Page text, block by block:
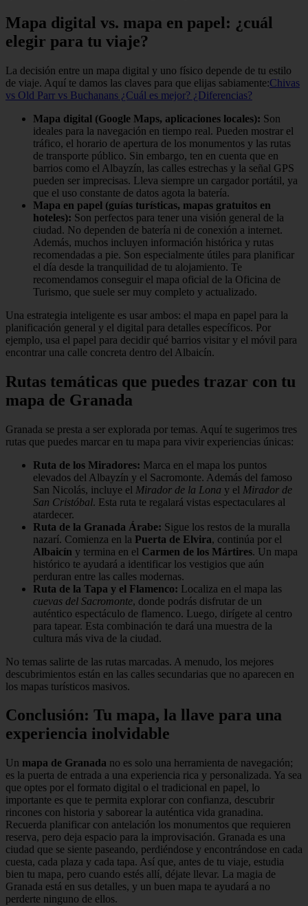
Mapa digital vs. mapa en papel: ¿cuál
elegir para tu viaje?
La decisión entre un mapa digital y uno físico depende de tu estilo
de viaje. Aquí te damos las claves para que elijas sabiamente:Chivas
vs Old Parr vs Buchanans ¿Cuál es mejor? ¿Diferencias?
Mapa digital (Google Maps, aplicaciones locales): Son
ideales para la navegación en tiempo real. Pueden mostrar el
tráfico, el horario de apertura de los monumentos y las rutas
de transporte público. Sin embargo, ten en cuenta que en
barrios como el Albayzín, las calles estrechas y la señal GPS
pueden ser imprecisas. Lleva siempre un cargador portátil, ya
que el uso constante de datos agota la batería.
Mapa en papel (guías turísticas, mapas gratuitos en
hoteles): Son perfectos para tener una visión general de la
ciudad. No dependen de batería ni de conexión a internet.
Además, muchos incluyen información histórica y rutas
recomendadas a pie. Son especialmente útiles para planificar
el día desde la tranquilidad de tu alojamiento. Te
recomendamos conseguir el mapa oficial de la Oficina de
Turismo, que suele ser muy completo y actualizado.
Una estrategia inteligente es usar ambos: el mapa en papel para la
planificación general y el digital para detalles específicos. Por
ejemplo, usa el papel para decidir qué barrios visitar y el móvil para
encontrar una calle concreta dentro del Albaicín.
Rutas temáticas que puedes trazar con tu
mapa de Granada
Granada se presta a ser explorada por temas. Aquí te sugerimos tres
rutas que puedes marcar en tu mapa para vivir experiencias únicas:
Ruta de los Miradores: Marca en el mapa los puntos
elevados del Albayzín y el Sacromonte. Además del famoso
San Nicolás, incluye el Mirador de la Lona y el Mirador de
San Cristóbal. Esta ruta te regalará vistas espectaculares al
atardecer.
Ruta de la Granada Árabe: Sigue los restos de la muralla
nazarí. Comienza en la Puerta de Elvira, continúa por el
Albaicín y termina en el Carmen de los Mártires. Un mapa
histórico te ayudará a identificar los vestigios que aún
perduran entre las calles modernas.
Ruta de la Tapa y el Flamenco: Localiza en el mapa las
cuevas del Sacromonte, donde podrás disfrutar de un
auténtico espectáculo de flamenco. Luego, dirígete al centro
para tapear. Esta combinación te dará una muestra de la
cultura más viva de la ciudad.
No temas salirte de las rutas marcadas. A menudo, los mejores
descubrimientos están en las calles secundarias que no aparecen en
los mapas turísticos masivos.
Conclusión: Tu mapa, la llave para una
experiencia inolvidable
Un mapa de Granada no es solo una herramienta de navegación;
es la puerta de entrada a una experiencia rica y personalizada. Ya sea
que optes por el formato digital o el tradicional en papel, lo
importante es que te permita explorar con confianza, descubrir
rincones con historia y saborear la auténtica vida granadina.
Recuerda planificar con antelación los monumentos que requieren
reserva, pero deja espacio para la improvisación. Granada es una
ciudad que se siente paseando, perdiéndose y encontrándose en cada
cuesta, cada plaza y cada tapa. Así que, antes de tu viaje, estudia
bien tu mapa, pero cuando estés allí, déjate llevar. La magia de
Granada está en sus detalles, y un buen mapa te ayudará a no
perderte ninguno de ellos.